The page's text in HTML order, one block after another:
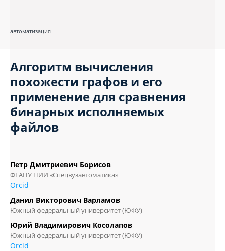
автоматизация
Алгоритм вычисления
похожести графов и его
применение для сравнения
бинарных исполняемых
файлов
Петр Дмитриевич Борисов
ФГАНУ НИИ «Спецвузавтоматика»
Orcid
Данил Викторович Варламов
Южный федеральный университет (ЮФУ)
Юрий Владимирович Косолапов
Южный федеральный университет (ЮФУ)
Orcid